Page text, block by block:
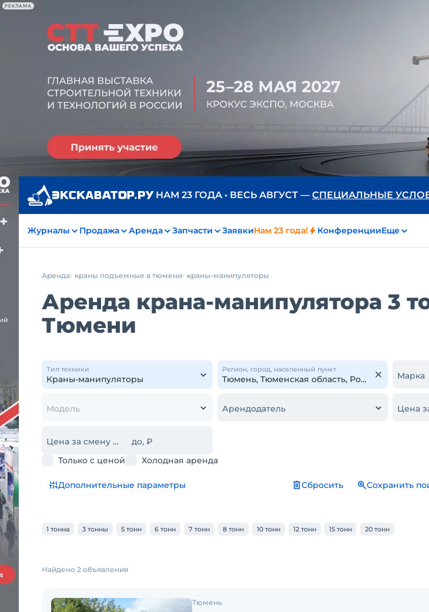
РЕКЛАМА
НАМ 23 ГОДА • ВЕСЬ АВГУСТ — СПЕЦИАЛЬНЫЕ
Журналы Продажа Аренда Запчасти ЗаявкиНам 23 года! КонференцииЕще
Аренда краны подъемные в тюмени краны-манипуляторы
Аренда крана-манипулятора 3
Тюмени
Тип техники Регион, город, населенный пункт
Марка
Модель Арендодатель Цена
Цена за смену от, ₽
до, ₽
Только с ценой
Холодная аренда
Дополнительные параметры Сбросить Сохранить
1 тонна 3 тонны 5 тонн 6 тонн 7 тонн 8 тонн 10 тонн 12 тонн 15 тонн 20 тонн
Найдено 2 объявления
Тюмень